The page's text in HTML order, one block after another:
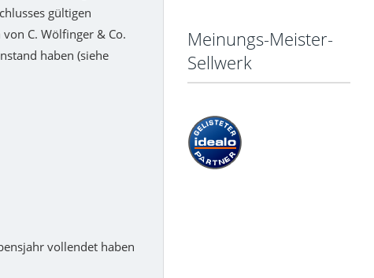
gültigen
C. Wölfinger & Co.
haben (siehe
vollendet haben
Meinungs-Meister-
Sellwerk